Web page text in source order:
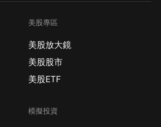
美股專區
美股放大鏡
美股股市
美股ETF
模擬投資